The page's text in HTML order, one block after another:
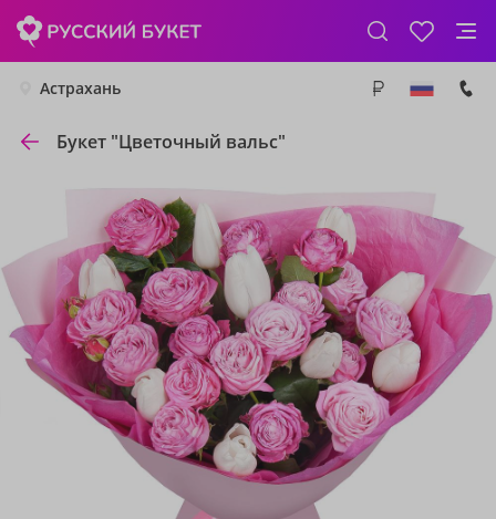
Астрахань
Букет "Цветочный вальс"